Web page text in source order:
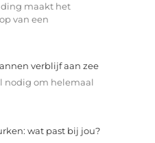
maakt het
van een
verblijf aan zee
nodig om helemaal
wat past bij jou?